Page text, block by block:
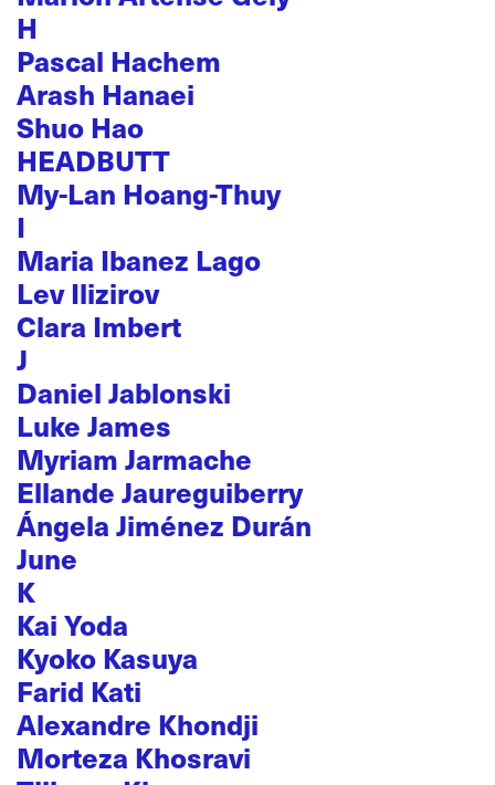
H
Pascal Hachem
Arash Hanaei
Shuo Hao
HEADBUTT
My-Lan Hoang-Thuy
I
Maria Ibanez Lago
Lev Ilizirov
Clara Imbert
J
Daniel Jablonski
Luke James
Myriam Jarmache
Ellande Jaureguiberry
Ángela Jiménez Durán
June
K
Kai Yoda
Kyoko Kasuya
Farid Kati
Alexandre Khondji
Morteza Khosravi